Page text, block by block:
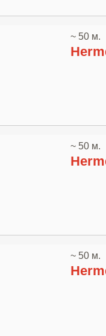
~ 50 м.
~ 50 м.
~ 50 м.